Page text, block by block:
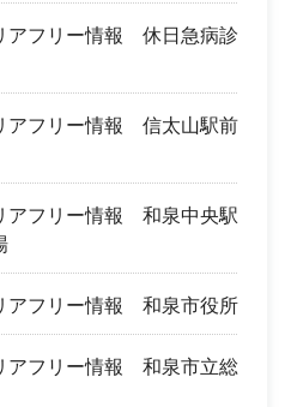
アフリー情報 休日急病診
アフリー情報 信太山駅前
アフリー情報 和泉中央駅
アフリー情報 和泉市役所
アフリー情報 和泉市立総